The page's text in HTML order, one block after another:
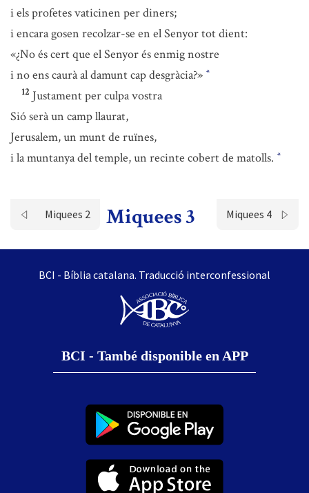
i els profetes vaticinen per diners;
i encara gosen recolzar-se en el Senyor tot dient:
«¿No és cert que el Senyor és enmig nostre
i no ens caurà al damunt cap desgràcia?» *
12 Justament per culpa vostra
Sió serà un camp llaurat,
Jerusalem, un munt de ruïnes,
i la muntanya del temple, un recinte cobert de matolls. *
Miquees 2 Miquees 3 Miquees 4
BCI - Bíblia catalana. Traducció interconfessional
BCI - També disponible en APP